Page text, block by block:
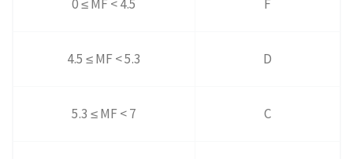
0 ≤ MF < 4.5 F
4.5 ≤ MF < 5.3 D
5.3 ≤ MF < 7 C